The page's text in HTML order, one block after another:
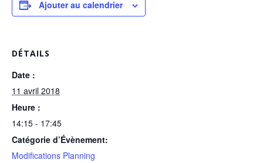
Ajouter au calendrier
DÉTAILS
Date :
11 avril 2018
Heure :
14:15 - 17:45
Catégorie d’Évènement:
Modifications Planning